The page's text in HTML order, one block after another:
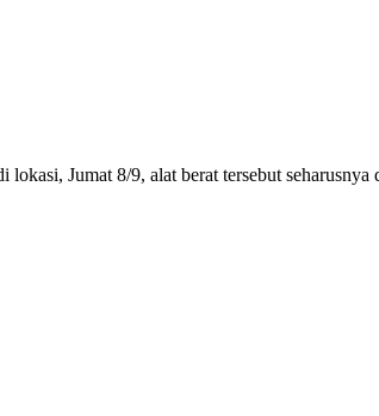
Jumat 8/9, alat berat tersebut